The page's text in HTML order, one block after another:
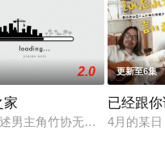
校生・香住愛子（かすみ
2.0
家
男主角竹协无我经常搭子弹
更新至6集
已经跟
4月的某